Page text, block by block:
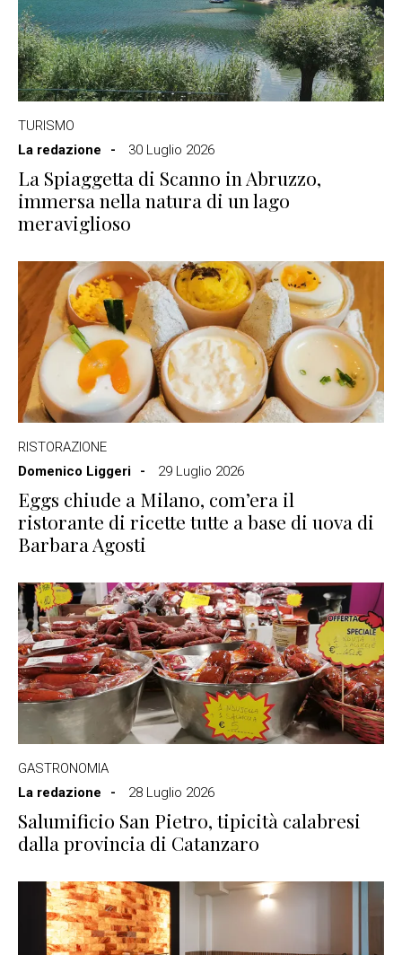
TURISMO
La redazione
30 Luglio 2026
La Spiaggetta di Scanno in Abruzzo,
immersa nella natura di un lago
meraviglioso
RISTORAZIONE
Domenico Liggeri
29 Luglio 2026
Eggs chiude a Milano, com’era il
ristorante di ricette tutte a base di uova di
Barbara Agosti
GASTRONOMIA
La redazione
28 Luglio 2026
Salumificio San Pietro, tipicità calabresi
dalla provincia di Catanzaro